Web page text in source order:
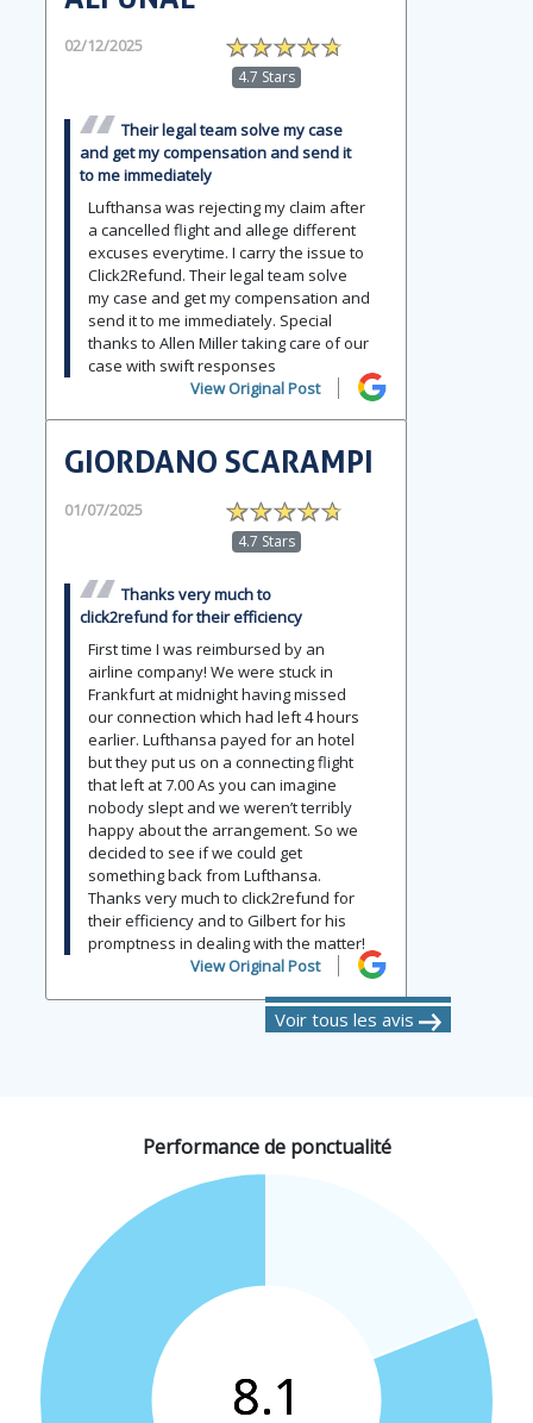
02/12/2025
4.7 Stars
Their legal team solve my case
and get my compensation and send it
to me immediately
Lufthansa was rejecting my claim after
a cancelled flight and allege different
excuses everytime. I carry the issue to
Click2Refund. Their legal team solve
my case and get my compensation and
send it to me immediately. Special
thanks to Allen Miller taking care of our
case with swift responses
View Original Post
GIORDANO SCARAMPI
01/07/2025
4.7 Stars
Thanks very much to
click2refund for their efficiency
First time I was reimbursed by an
airline company! We were stuck in
Frankfurt at midnight having missed
our connection which had left 4 hours
earlier. Lufthansa payed for an hotel
but they put us on a connecting flight
that left at 7.00 As you can imagine
nobody slept and we weren’t terribly
happy about the arrangement. So we
decided to see if we could get
something back from Lufthansa.
Thanks very much to click2refund for
their efficiency and to Gilbert for his
promptness in dealing with the matter!
View Original Post
Voir tous les avis
Performance de ponctualité